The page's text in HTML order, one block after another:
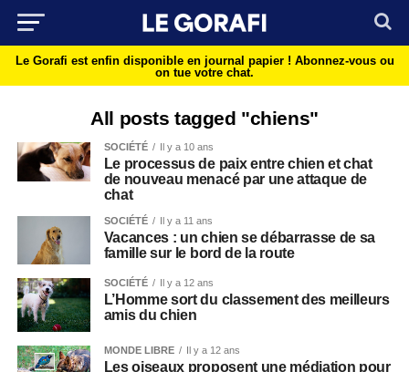
Le Gorafi est enfin disponible en journal papier ! Abonnez-vous ou
on tue votre chat.
All posts tagged "chiens"
SOCIÉTÉ Il y a 10 ans
Le processus de paix entre chien et chat
de nouveau menacé par une attaque de
chat
SOCIÉTÉ Il y a 11 ans
Vacances : un chien se débarrasse de sa
famille sur le bord de la route
SOCIÉTÉ Il y a 12 ans
L’Homme sort du classement des meilleurs
amis du chien
MONDE LIBRE Il y a 12 ans
Les oiseaux proposent une médiation pour